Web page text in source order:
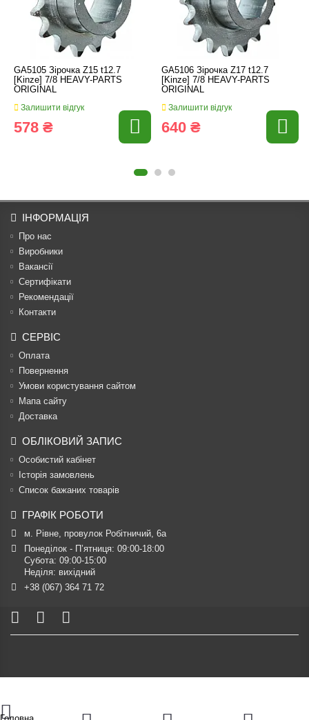
GA5105 Зірочка Z15 t12.7
[Kinze] 7/8 HEAVY-PARTS
ORIGINAL
Залишити відгук
578 ₴
GA5106 Зірочка Z17 t12.7
[Kinze] 7/8 HEAVY-PARTS
ORIGINAL
Залишити відгук
640 ₴
ІНФОРМАЦІЯ
Про нас
Виробники
Вакансії
Сертифікати
Рекомендації
Контакти
СЕРВІС
Оплата
Повернення
Умови користування сайтом
Мапа сайту
Доставка
ОБЛІКОВИЙ ЗАПИС
Особистий кабінет
Історія замовлень
Список бажаних товарів
ГРАФІК РОБОТИ
м. Рівне, провулок Робітничий, 6а
Понеділок - П’ятниця: 09:00-18:00
Субота: 09:00-15:00
Неділя: вихідний
+38 (067) 364 71 72